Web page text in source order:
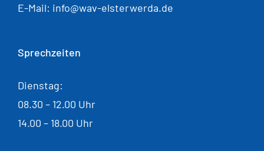
E-Mail: info@wav-elsterwerda.de
Sprechzeiten
Dienstag:
08.30 – 12.00 Uhr
14.00 – 18.00 Uhr